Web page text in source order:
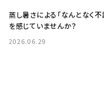
蒸し暑さによる「なんとなく
を感じていませんか？
2026.06.29